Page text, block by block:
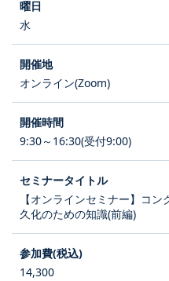
水
オンライン(Zoom)
9:30～16:30(受付9:00)
【オンラインセミナー】コ
久化のための知識(前編)
14,300